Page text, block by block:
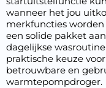
wanneer het jou
merkfuncties
een solide pakket
dagelijkse
praktische keuze
betrouwbare en
warmtepompdroger.